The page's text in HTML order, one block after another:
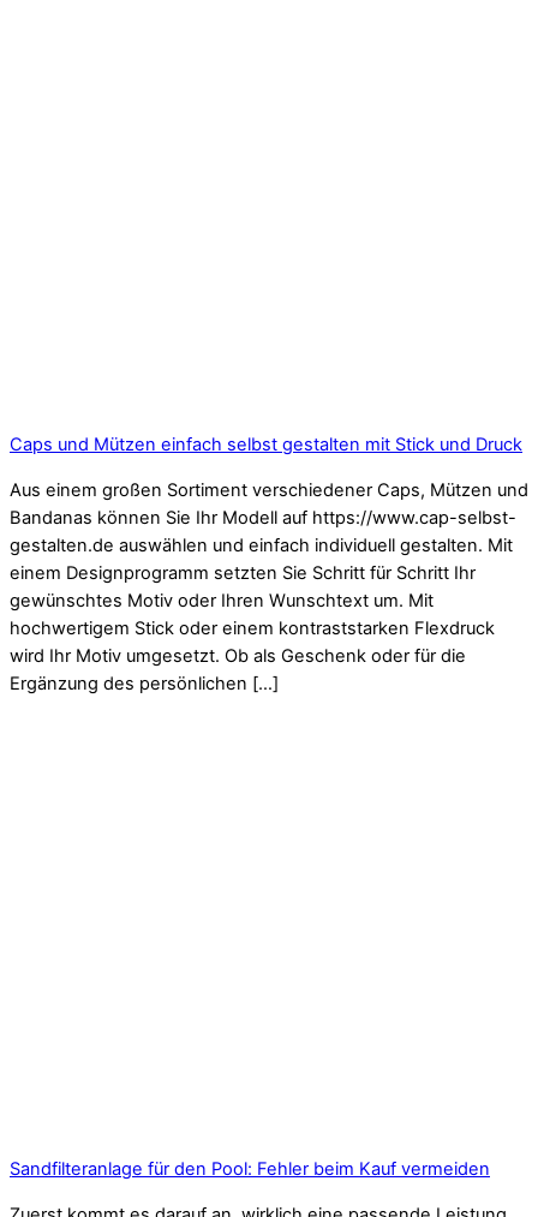
Caps und Mützen einfach selbst gestalten mit Stick und Druck
Aus einem großen Sortiment verschiedener Caps, Mützen und
Bandanas können Sie Ihr Modell auf https://www.cap-selbst-
gestalten.de auswählen und einfach individuell gestalten. Mit
einem Designprogramm setzten Sie Schritt für Schritt Ihr
gewünschtes Motiv oder Ihren Wunschtext um. Mit
hochwertigem Stick oder einem kontraststarken Flexdruck
wird Ihr Motiv umgesetzt. Ob als Geschenk oder für die
Ergänzung des persönlichen […]
Sandfilteranlage für den Pool: Fehler beim Kauf vermeiden